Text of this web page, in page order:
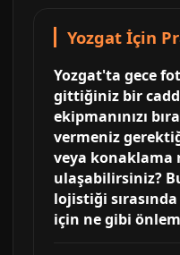
Yozgat İçin
Yozgat'ta gece
gittiğiniz bir
ekipmanınızı
vermeniz
veya konaklama
ulaşabilirsiniz?
lojistiği
için ne gibi